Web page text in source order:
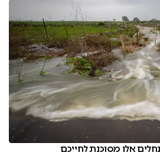
אלו מסוכנת לחייכם